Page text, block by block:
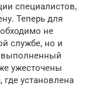
специалистов,
Теперь для
не
службе, но и
выполненный
ужесточены
установлена